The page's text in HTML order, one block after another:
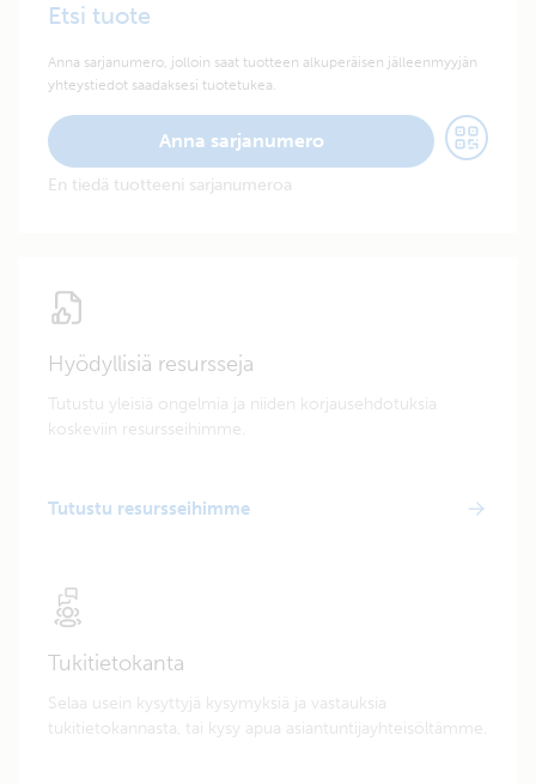
Etsi tuote
Anna sarjanumero, jolloin saat tuotteen alkuperäisen jälleenmyyjän
yhteystiedot saadaksesi tuotetukea.
Anna sarjanumero
En tiedä tuotteeni sarjanumeroa
Hyödyllisiä resursseja
Tutustu yleisiä ongelmia ja niiden korjausehdotuksia
koskeviin resursseihimme.
Tutustu resursseihimme
Tukitietokanta
Selaa usein kysyttyjä kysymyksiä ja vastauksia
tukitietokannasta, tai kysy apua asiantuntijayhteisöltämme.